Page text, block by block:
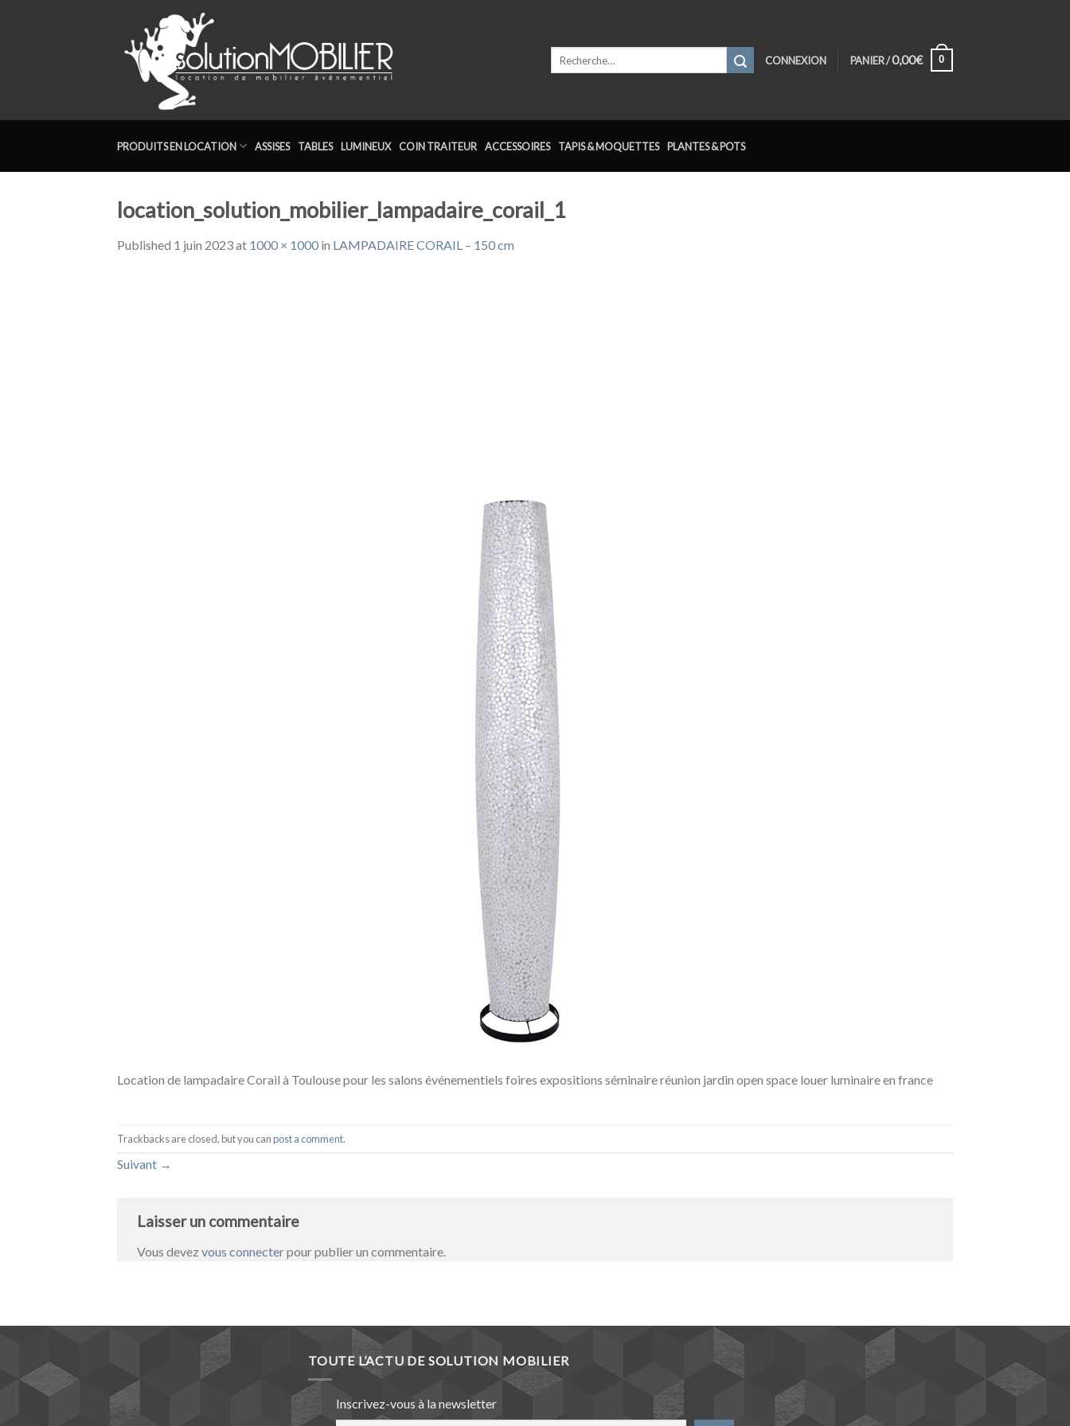
CONNEXION PANIER /0,00€ 0
PRODUITS EN LOCATION ASSISES TABLES LUMINEUX COIN TRAITEUR ACCESSOIRES TAPIS & MOQUETTES PLANTES & POTS
location_solution_mobilier_lampadaire_corail_1
Published 1 juin 2023at 1000 × 1000 in LAMPADAIRE CORAIL – 150 cm
Location de lampadaire Corail à Toulouse pour les salons événementiels foires expositions séminaire réunion jardin open space louer luminaire en france
Trackbacks are closed, but you canpost a comment.
Suivant →
Laisser un commentaire
Vous devez vous connecterpour publier un commentaire.
TOUTE L’ACTU DE SOLUTION MOBILIER
Inscrivez-vous à la newsletter